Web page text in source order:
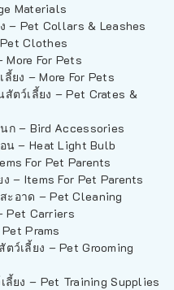
Materials
– Pet Collars & Leashes
Clothes
For Pets
ยง – More For Pets
ตว์เลี้ยง – Pet Crates &
ก – Bird Accessories
น – Heat Light Bulb
For Pet Parents
– Items For Pet Parents
อาด – Pet Cleaning
Pet Carriers
Prams
ว์เลี้ยง – Pet Grooming
ลี้ยง – Pet Training Supplies